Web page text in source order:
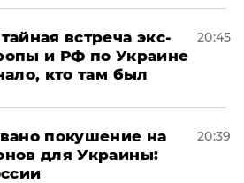
встреча экс-
и РФ по Украине
кто там был
20:45
покушение на
для Украины:
20:39